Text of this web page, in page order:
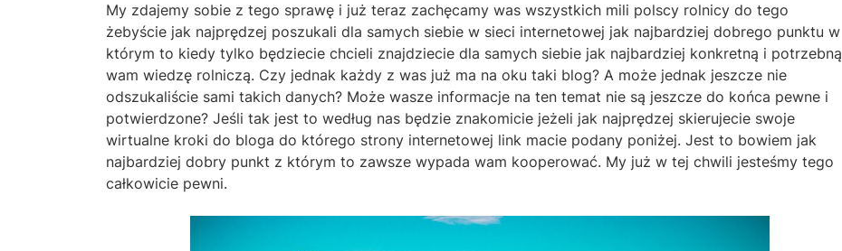
My zdajemy sobie z tego sprawę i już teraz zachęcamy was wszystkich mili polscy rolnicy do tego
żebyście jak najprędzej poszukali dla samych siebie w sieci internetowej jak najbardziej dobrego punktu w
którym to kiedy tylko będziecie chcieli znajdziecie dla samych siebie jak najbardziej konkretną i potrzebną
wam wiedzę rolniczą. Czy jednak każdy z was już ma na oku taki blog? A może jednak jeszcze nie
odszukaliście sami takich danych? Może wasze informacje na ten temat nie są jeszcze do końca pewne i
potwierdzone? Jeśli tak jest to według nas będzie znakomicie jeżeli jak najprędzej skierujecie swoje
wirtualne kroki do bloga do którego strony internetowej link macie podany poniżej. Jest to bowiem jak
najbardziej dobry punkt z którym to zawsze wypada wam kooperować. My już w tej chwili jesteśmy tego
całkowicie pewni.